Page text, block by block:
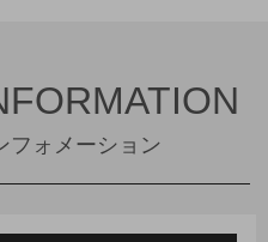
フォメーション